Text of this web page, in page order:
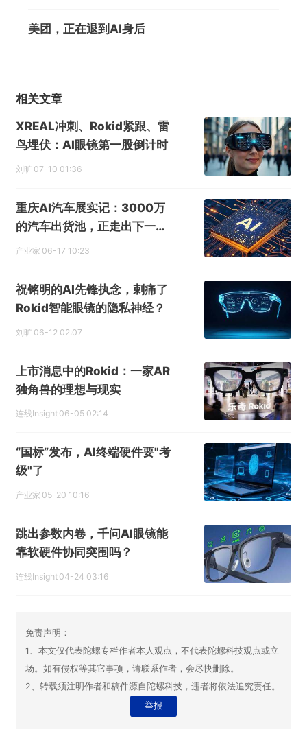
美团，正在退到AI身后
相关文章
XREAL冲刺、Rokid紧跟、雷
鸟埋伏：AI眼镜第一股倒计时
刘旷 07-10 01:36
重庆AI汽车展实记：3000万
的汽车出货池，正走出下一代
AI智能终端
产业家 06-17 10:23
祝铭明的AI先锋执念，刺痛了
Rokid智能眼镜的隐私神经？
刘旷 06-12 02:07
上市消息中的Rokid：一家AR
独角兽的理想与现实
连线Insight 06-05 02:14
“国标”发布，AI终端硬件要"考
级"了
产业家 05-20 10:16
跳出参数内卷，千问AI眼镜能
靠软硬件协同突围吗？
连线Insight 04-24 03:16
免责声明：
1、本文仅代表陀螺专栏作者本人观点，不代表陀螺科技观点或立
场。如有侵权等其它事项，请联系作者，会尽快删除。
2、转载须注明作者和稿件源自陀螺科技，违者将依法追究责任。
举报